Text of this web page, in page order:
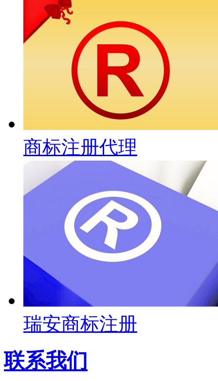
商标注册代理
瑞安商标注册
联系我们